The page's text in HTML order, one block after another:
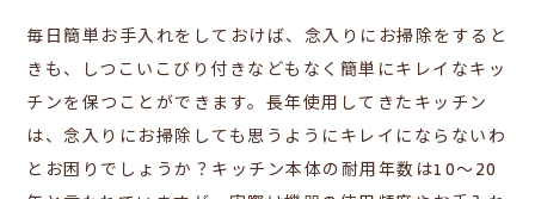
毎日簡単お手入れをしておけば、念入りにお掃除をすると
きも、しつこいこびり付きなどもなく簡単にキレイなキッ
チンを保つことができます。長年使用してきたキッチン
は、念入りにお掃除しても思うようにキレイにならないわ
とお困りでしょうか？キッチン本体の耐用年数は10～20